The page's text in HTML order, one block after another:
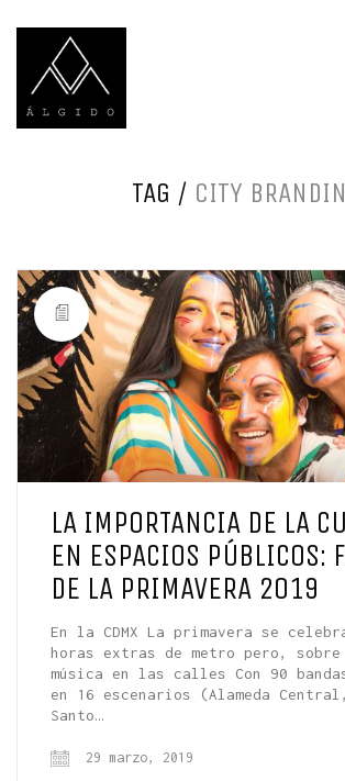
TAG / CITY
LA IMPORTANCIA DE LA
EN ESPACIOS PÚBLICOS:
DE LA PRIMAVERA 2019
En la CDMX La primavera se
horas extras de metro pero,
música en las calles Con 90
en 16 escenarios (Alameda
Santo…
29 marzo, 2019